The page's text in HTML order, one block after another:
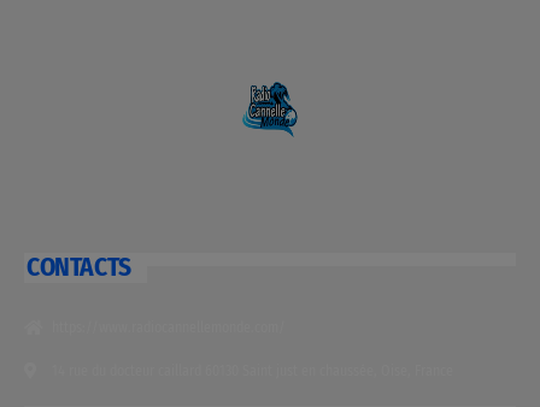
CONTACTS